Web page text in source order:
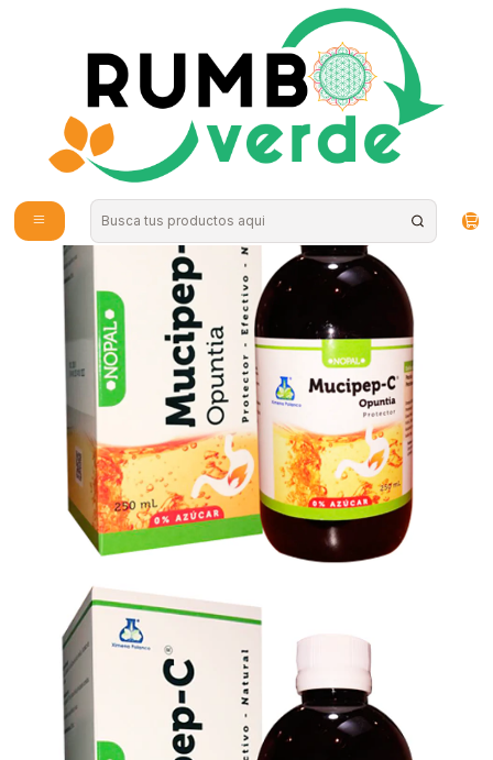
Envío gratis por compras sobre los 59.990 en la provincia de Santiago
Probióticos y Digestión
Mucipep-C 250ml Ximena Polanco - Nopal